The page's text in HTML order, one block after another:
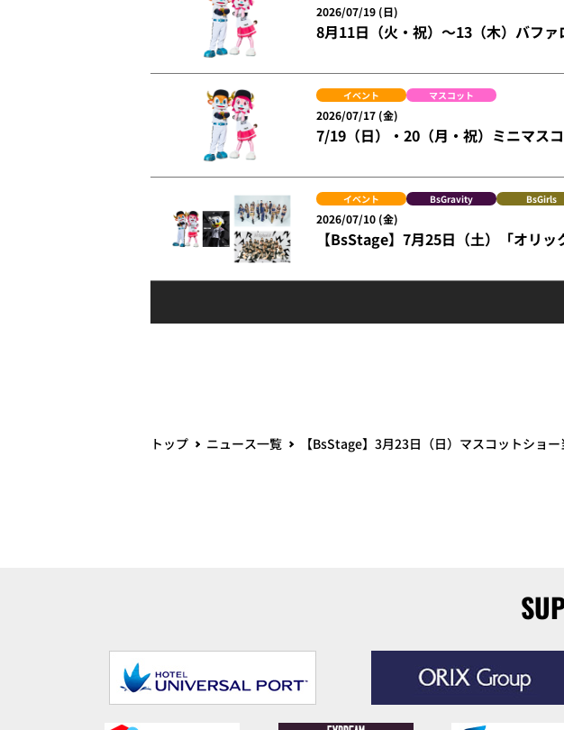
2026/07/19 (日)
8月11日（火・祝）～13（木）バフ
イベント マスコット
2026/07/17 (金)
7/19（日）・20（月・祝）ミニマス
イベント BsGravity BsGirls
2026/07/10 (金)
【BsStage】7月25日（土）「オリ
トップ ニュース一覧 【BsStage】3月23日（日）マスコットショ